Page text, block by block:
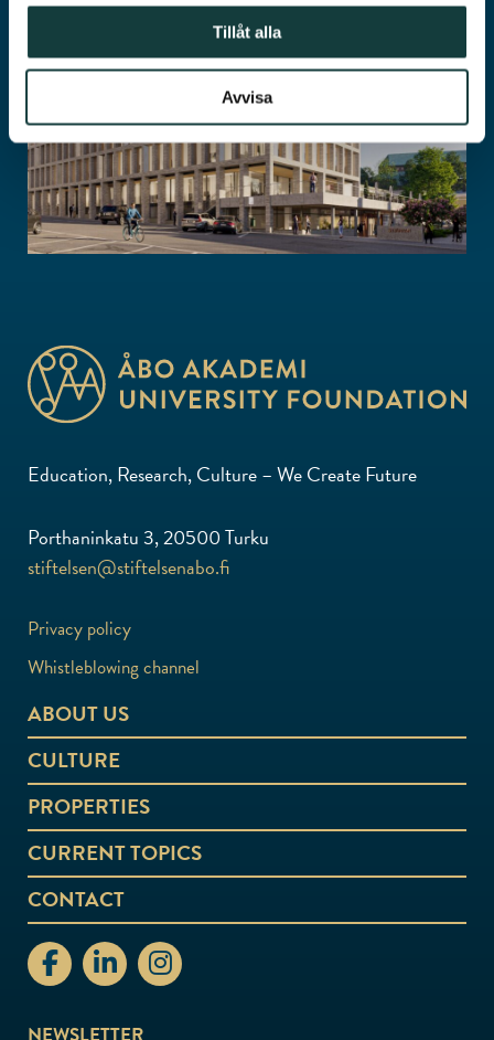
Tillåt alla
Avvisa
Education, Research, Culture – We Create Future
Porthaninkatu 3, 20500 Turku
stiftelsen@stiftelsenabo.fi
Privacy policy
Whistleblowing channel
ABOUT US
CULTURE
PROPERTIES
CURRENT TOPICS
CONTACT
stiftelsenabo Facebook
stiftelsenabo Linkedin
stiftelsenabo Instagram